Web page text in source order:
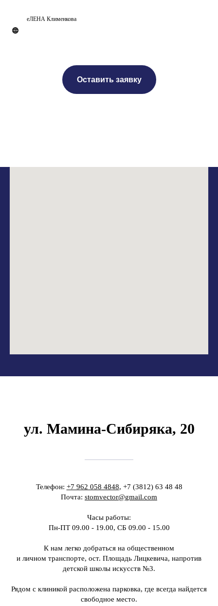
еЛЕНА Клименкова
Оставить заявку
ул. Мамина-Сибиряка, 20
Телефон: +7 962 058 4848, +7 (3812) 63 48 48
Почта: stomvector@gmail.com
Часы работы:
Пн-ПТ 09.00 - 19.00, СБ 09.00 - 15.00
К нам легко добраться на общественном
и личном транспорте, ост. Площадь Лицкевича, напротив
детской школы искусств №3.
Рядом с клиникой расположена парковка, где всегда найдется
свободное место.